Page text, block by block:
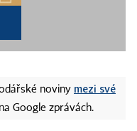
noviny mezi své
na Google zprávách.